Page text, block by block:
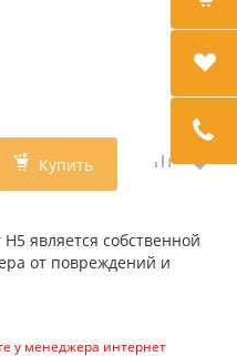
Купить
является собственной
от повреждений и
у менеджера интернет